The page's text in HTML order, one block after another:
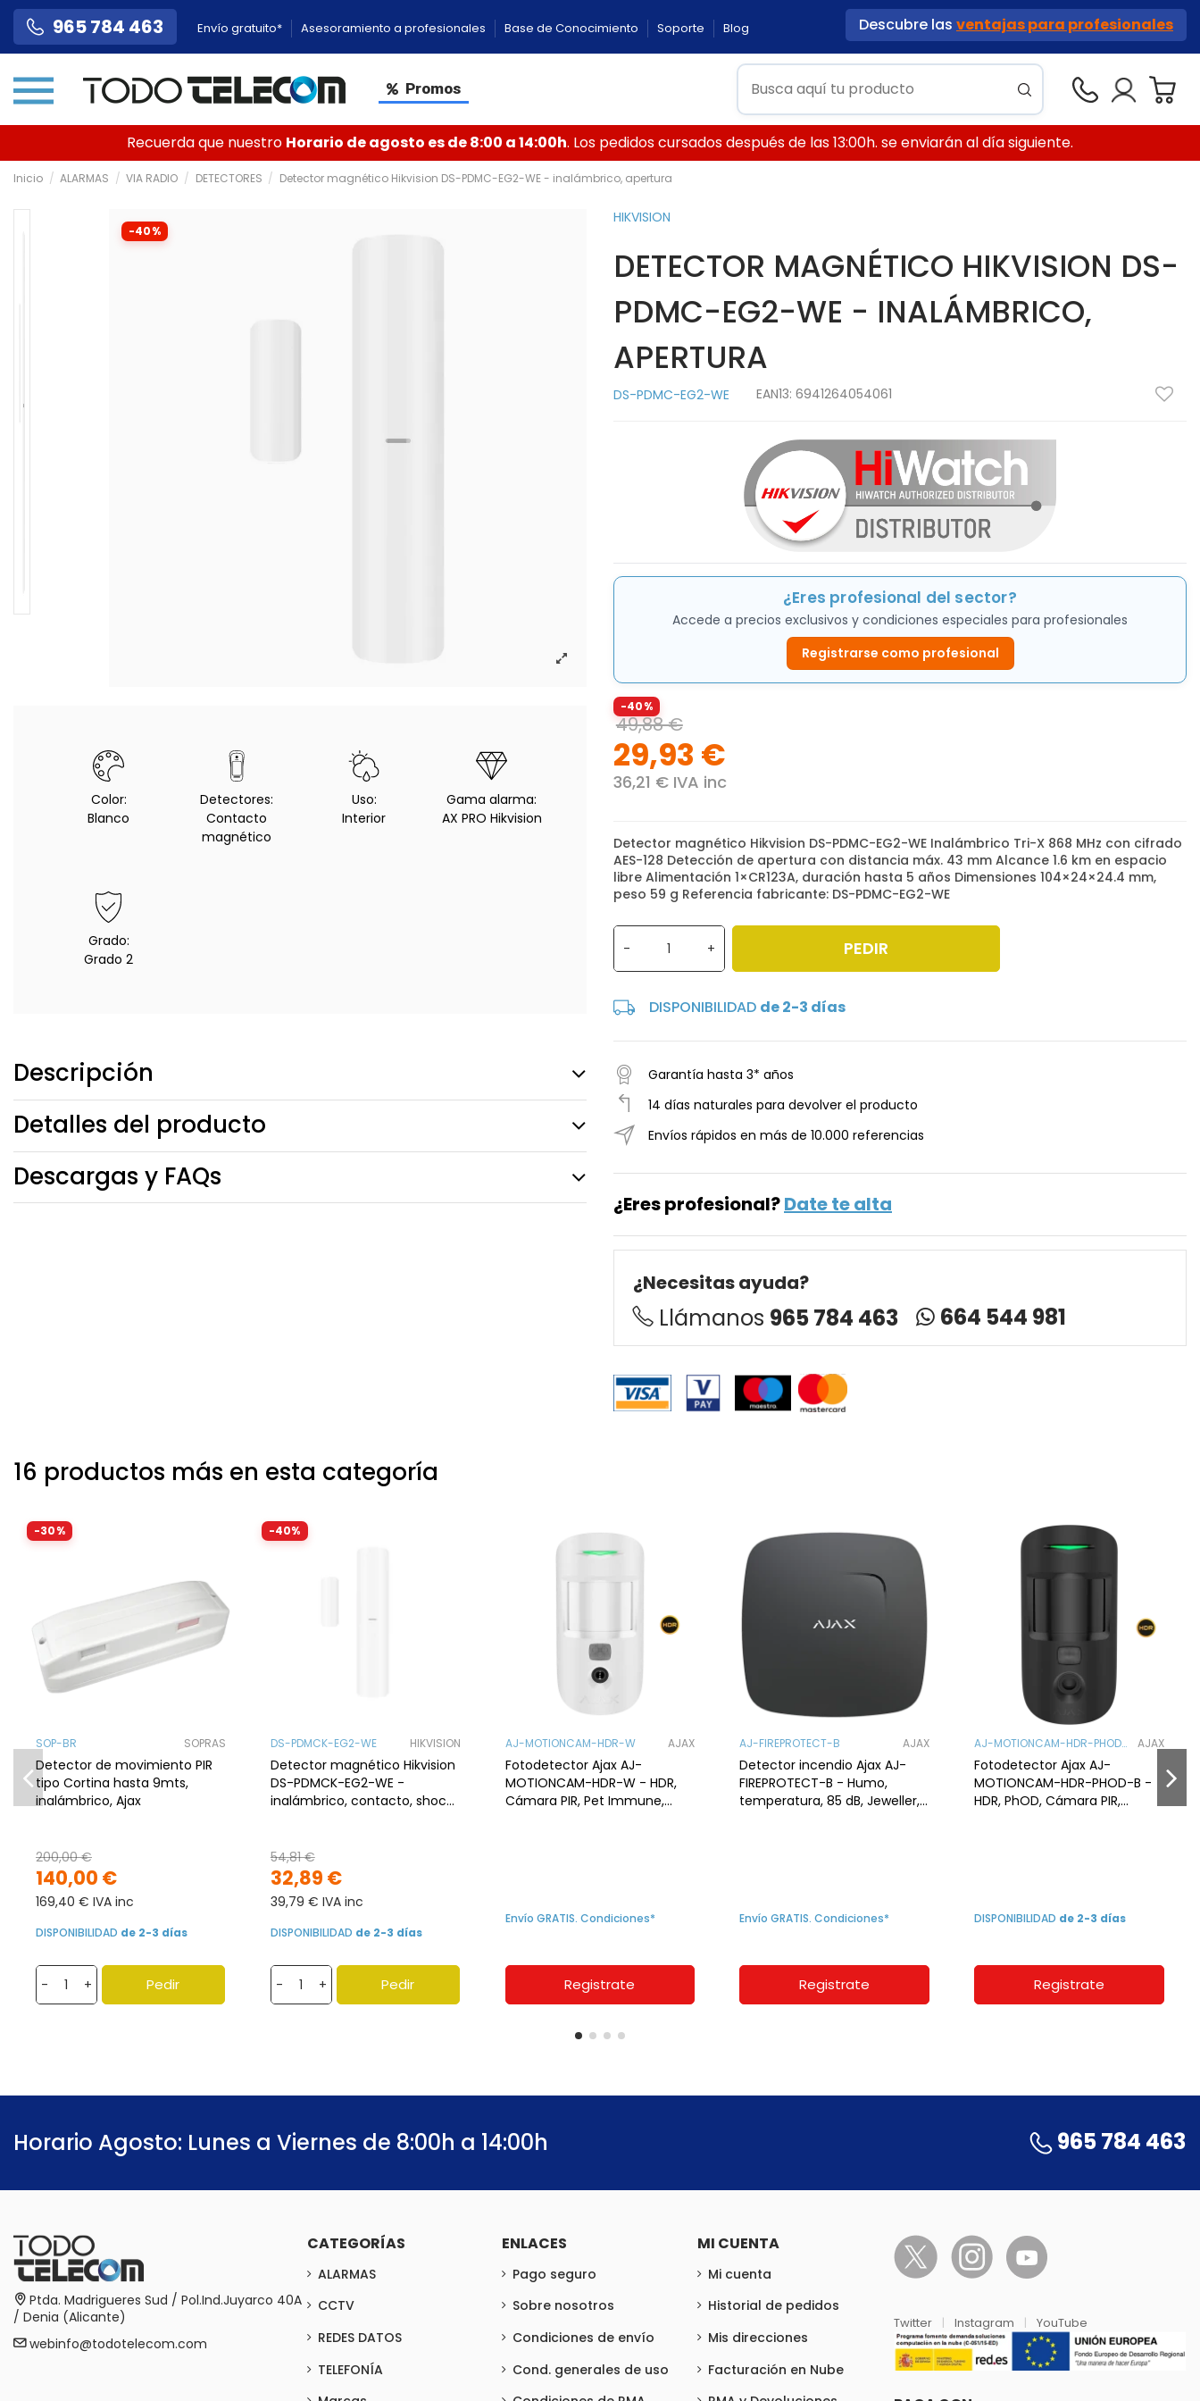
965 784 463 Envío gratuito* Asesoramiento a profesionales Base de Conocimiento Soporte Blog Descubre las ventajas para profesionales
Promos
Recuerda que nuestro Horario de agosto es de 8:00 a 14:00h. Los pedidos cursados después de las 13:00h. se enviarán al día siguiente.
Inicio ALARMAS VIA RADIO DETECTORES Detector magnético Hikvision DS-PDMC-EG2-WE - inalámbrico, apertura
-40%
Color:
Blanco
Detectores:
Contacto
magnético
Uso:
Interior
Gama alarma:
AX PRO Hikvision
Grado:
Grado 2
Descripción
Detalles del producto
Descargas y FAQs
HIKVISION
DETECTOR MAGNÉTICO HIKVISION DS-
PDMC-EG2-WE - INALÁMBRICO,
APERTURA
DS-PDMC-EG2-WE EAN13: 6941264054061
¿Eres profesional del sector?
Accede a precios exclusivos y condiciones especiales para profesionales
Registrarse como profesional
-40%
49,88 €
29,93 €
36,21 € IVA inc
Detector magnético Hikvision DS-PDMC-EG2-WE Inalámbrico Tri-X 868 MHz con cifrado
AES-128 Detección de apertura con distancia máx. 43 mm Alcance 1.6 km en espacio
libre Alimentación 1×CR123A, duración hasta 5 años Dimensiones 104×24×24.4 mm,
peso 59 g Referencia fabricante: DS-PDMC-EG2-WE
- + PEDIR
DISPONIBILIDAD de 2-3 días
Garantía hasta 3* años
14 días naturales para devolver el producto
Envíos rápidos en más de 10.000 referencias
¿Eres profesional?Date te alta
¿Necesitas ayuda?
Llámanos 965 784 463 664 544 981
16 productos más en esta categoría
-30%
SOP-BR SOPRAS
Detector de movimiento PIR
tipo Cortina hasta 9mts,
inalámbrico, Ajax
140,00 €
200,00 €
169,40 € IVA inc
DISPONIBILIDAD de 2-3 días
- + Pedir
-40%
DS-PDMCK-EG2-WE HIKVISION
Detector magnético Hikvision
DS-PDMCK-EG2-WE -
inalámbrico, contacto, shock
32,89 €
54,81 €
39,79 € IVA inc
DISPONIBILIDAD de 2-3 días
- + Pedir
AJ-MOTIONCAM-HDR-W AJAX
Fotodetector Ajax AJ-
MOTIONCAM-HDR-W - HDR,
Cámara PIR, Pet Immune,
Envío GRATIS. Condiciones*
Registrate
AJ-FIREPROTECT-B AJAX
Detector incendio Ajax AJ-
FIREPROTECT-B - Humo,
temperatura, 85 dB, Jeweller,
Envío GRATIS. Condiciones*
Registrate
AJ-MOTIONCAM-HDR-PHOD-
B
AJAX
Fotodetector Ajax AJ-
MOTIONCAM-HDR-PHOD-B -
HDR, PhOD, Cámara PIR,
DISPONIBILIDAD de 2-3 días
Registrate
Horario Agosto: Lunes a Viernes de 8:00h a 14:00h 965 784 463
Ptda. Madrigueres Sud / Pol.Ind.Juyarco 40A
/ Denia (Alicante)
webinfo@todotelecom.com
CATEGORÍAS
ALARMAS
CCTV
REDES DATOS
TELEFONÍA
ENLACES
Pago seguro
Sobre nosotros
Condiciones de envío
Cond. generales de uso
MI CUENTA
Mi cuenta
Historial de pedidos
Mis direcciones
Facturación en Nube
Twitter | Instagram | YouTube